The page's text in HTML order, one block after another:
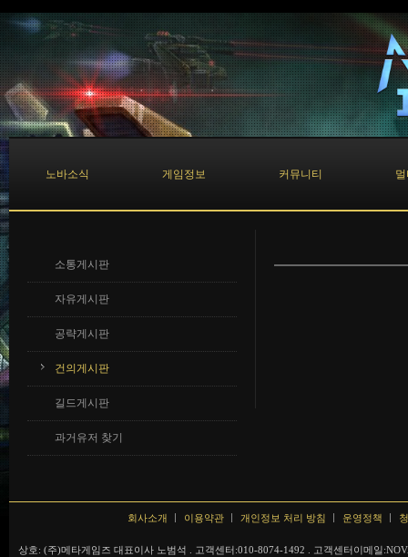
노바소식 게임정보 커뮤니티
소통게시판
자유게시판
공략게시판
건의게시판
길드게시판
과거유저 찾기
회사소개 이용약관 개인정보 처리 방침 운영정책
상호: (주)메타게임즈 대표이사 노범석 . 고객센터:010-8074-1492 . 고객센터이메일